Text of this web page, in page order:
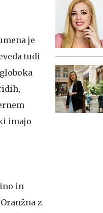
je
tudi
imajo
in
z